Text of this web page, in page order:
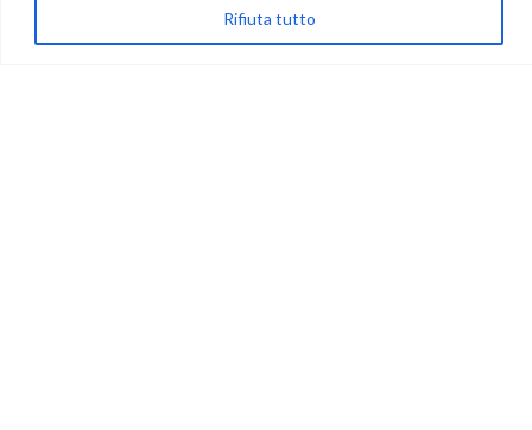
Rifiuta tutto